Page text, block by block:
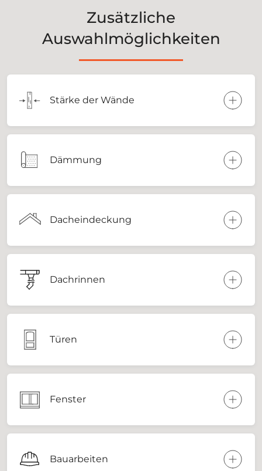
Zusätzliche
Auswahlmöglichkeiten
Stärke der Wände
Dämmung
Dacheindeckung
Dachrinnen
Türen
Fenster
Bauarbeiten